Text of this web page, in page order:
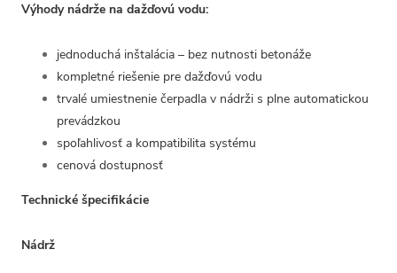
Výhody nádrže na dažďovú vodu:
jednoduchá inštalácia – bez nutnosti betonáže
kompletné riešenie pre dažďovú vodu
trvalé umiestnenie čerpadla v nádrži s plne automatickou
prevádzkou
spoľahlivosť a kompatibilita systému
cenová dostupnosť
Technické špecifikácie
Nádrž